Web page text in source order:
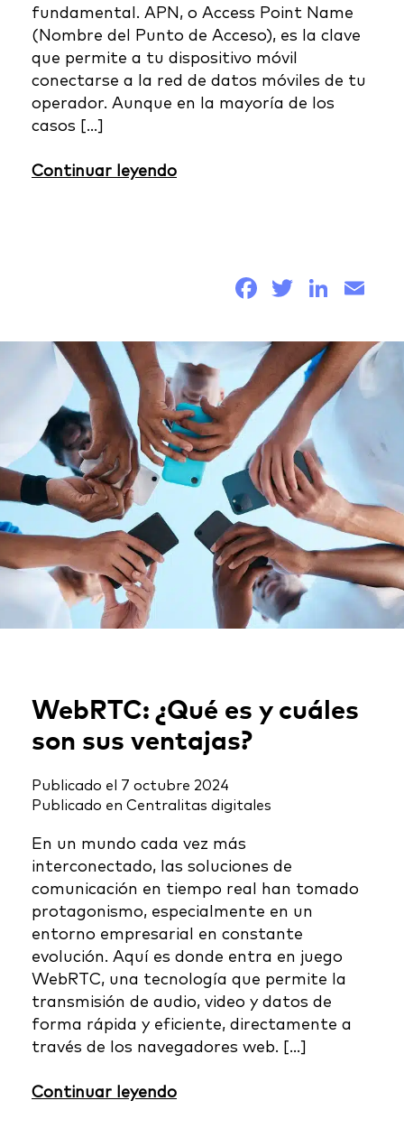
fundamental. APN, o Access Point Name
(Nombre del Punto de Acceso), es la clave
que permite a tu dispositivo móvil
conectarse a la red de datos móviles de tu
operador. Aunque en la mayoría de los
casos […]
Facebook
Twitter
Continuar leyendo
WebRTC: ¿Qué es y cuáles
son sus ventajas?
Publicado el 7 octubre 2024
Publicado en Centralitas digitales
En un mundo cada vez más
interconectado, las soluciones de
comunicación en tiempo real han tomado
protagonismo, especialmente en un
entorno empresarial en constante
evolución. Aquí es donde entra en juego
WebRTC, una tecnología que permite la
transmisión de audio, video y datos de
forma rápida y eficiente, directamente a
través de los navegadores web. […]
Continuar leyendo